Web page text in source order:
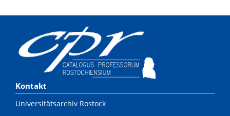
Kontakt
Universitätsarchiv Rostock